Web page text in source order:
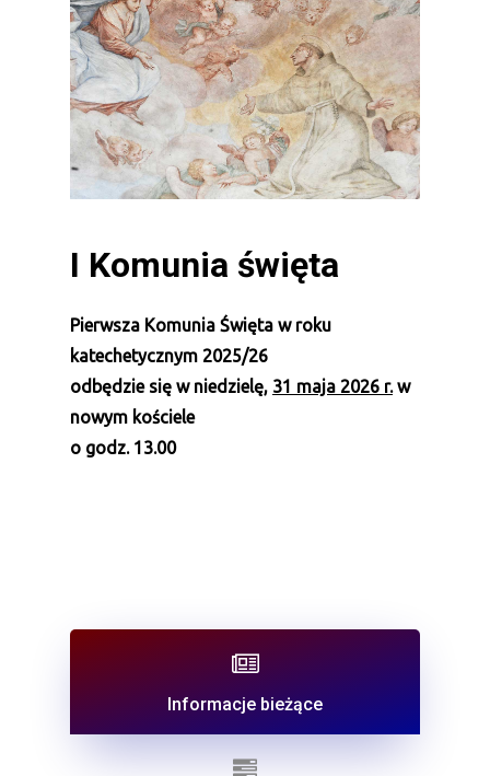
I Komunia święta
Pierwsza Komunia Święta w roku
katechetycznym 2025/26
odbędzie się w niedzielę, 31 maja 2026 r. w
nowym kościele
o godz. 13.00
Informacje bieżące